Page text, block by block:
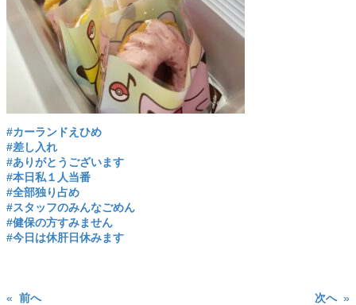
#カーランドえひめ
#差し入れ
#ありがとうございます
#本日私１人当番
#全部独り占め
#スタッフのみんなごめん
#健保の方すみません
#今日は休肝日休みます
« 前へ 次へ »